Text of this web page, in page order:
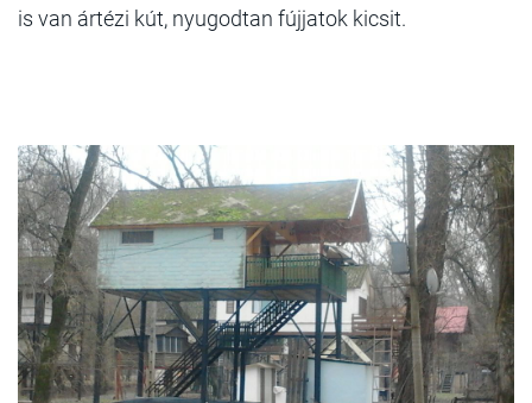
is van ártézi kút, nyugodtan fújjatok kicsit.